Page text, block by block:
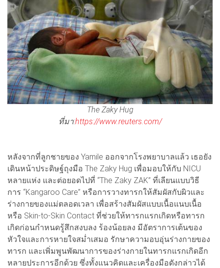
The Zaky Hug
ที่มา:https://www.reuters.com/
หลังจากที่ลูกชายของ Yamile ออกจากโรงพยาบาลแล้ว เธอยัง
เดินหน้าประดิษฐ์ถุงมือ The Zaky Hug เพื่อมอบให้กับ NICU
หลายแห่ง และต่อยอดไปที่ “The Zaky ZAK” ที่เลียนแบบวิธี
การ “Kangaroo Care” หรือการวางทารกให้สัมผัสกับผิวและ
ร่างกายของแม่ตลอดเวลา เพื่อสร้างสัมผัสแบบเนื้อแนบเนื้อ
หรือ Skin-to-Skin Contact ที่ช่วยให้ทารกแรกเกิดหรือทารก
เกิดก่อนกำหนดรู้สึกสงบลง ร้องน้อยลง มีอัตราการเต้นของ
หัวใจและการหายใจสม่ำเสมอ รักษาความอบอุ่นร่างกายของ
ทารก และเพิ่มพูนพัฒนาการของร่างกายในทารกแรกเกิดอีก
หลายประการอีกด้วย ซึ่งทั้งแนวคิดและเครื่องมือดังกล่าวได้